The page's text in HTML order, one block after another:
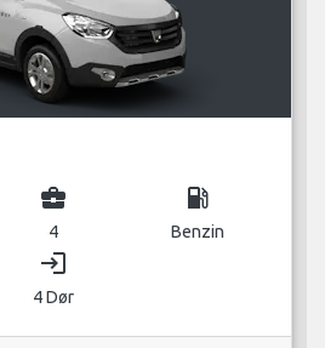
business_center
4
local_gas_station
Benzin
login
4 Dør